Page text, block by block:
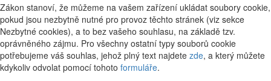
Zákon stanoví, že můžeme na vašem zařízení ukládat soubory cookie,
pokud jsou nezbytně nutné pro provoz těchto stránek (viz sekce
Nezbytné cookies), a to bez vašeho souhlasu, na základě tzv.
oprávněného zájmu. Pro všechny ostatní typy souborů cookie
potřebujeme váš souhlas, jehož plný text najdete zde, a který můžete
kdykoliv odvolat pomocí tohoto formuláře.